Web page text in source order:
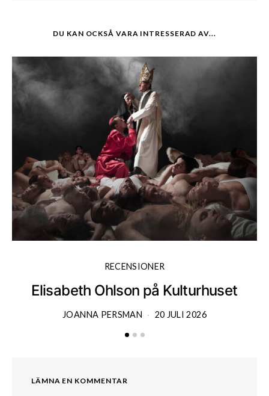
DU KAN OCKSÅ VARA INTRESSERAD AV...
RECENSIONER
Elisabeth Ohlson på Kulturhuset
JOANNA PERSMAN 20 JULI 2026
LÄMNA EN KOMMENTAR